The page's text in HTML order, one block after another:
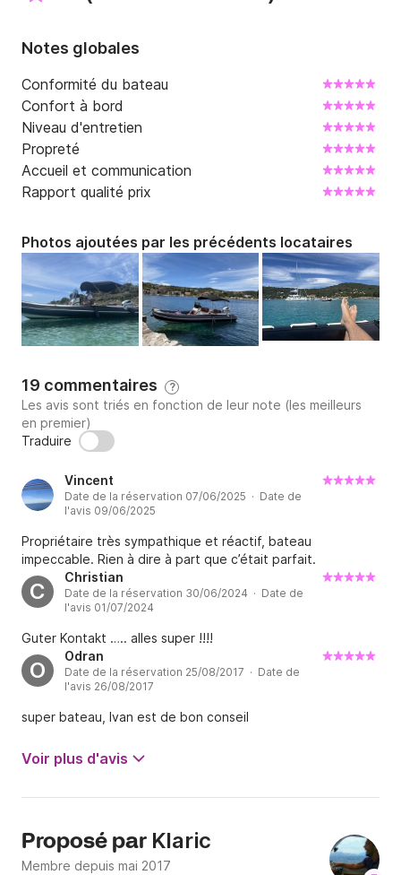
Notes globales
Conformité du bateau
Confort à bord
Niveau d'entretien
Propreté
Accueil et communication
Rapport qualité prix
Photos ajoutées par les précédents locataires
19 commentaires ?
Les avis sont triés en fonction de leur note (les meilleurs
en premier)
Traduire
Vincent
Date de la réservation 07/06/2025 · Date de
l'avis 09/06/2025
Propriétaire très sympathique et réactif, bateau
impeccable. Rien à dire à part que c’était parfait.
C
Christian
Date de la réservation 30/06/2024 · Date de
l'avis 01/07/2024
Guter Kontakt ….. alles super !!!!
O
Odran
Date de la réservation 25/08/2017 · Date de
l'avis 26/08/2017
super bateau, Ivan est de bon conseil
Voir plus d'avis
Proposé par Klaric
Membre depuis mai 2017